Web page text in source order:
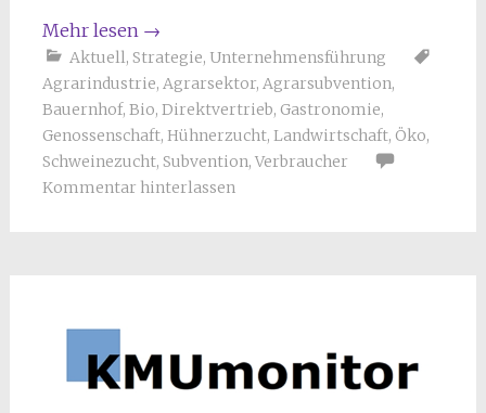
Mehr lesen →
Aktuell, Strategie, Unternehmensführung
Agrarindustrie, Agrarsektor, Agrarsubvention,
Bauernhof, Bio, Direktvertrieb, Gastronomie,
Genossenschaft, Hühnerzucht, Landwirtschaft, Öko,
Schweinezucht, Subvention, Verbraucher
Kommentar hinterlassen